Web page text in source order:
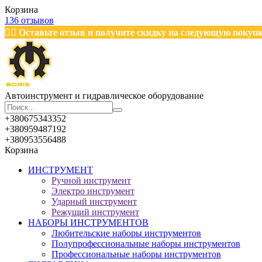
Корзина
136 отзывов
✍🏽 Оставьте отзыв и получите скидку на следующую
Автоинструмент и гидравлическое оборудование
+380675343352
+380959487192
+380953556488
Корзина
ИНСТРУМЕНТ
Ручной инструмент
Электро инструмент
Ударный инструмент
Режущий инструмент
НАБОРЫ ИНСТРУМЕНТОВ
Любительские наборы инструментов
Полупрофессиональные наборы инструментов
Профессиональные наборы инструментов